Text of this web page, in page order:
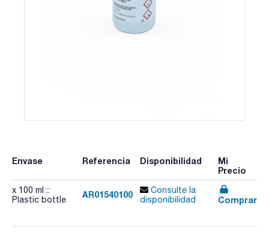
Envase Referencia Disponibilidad
Mi
Precio
x 100 ml ::
Plastic bottle
AR01540100
Consulte la
disponibilidad
Comprar